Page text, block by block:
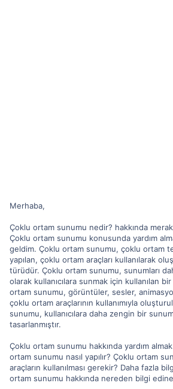
Merhaba,
Çoklu ortam sunumu nedir? hakkında
Çoklu ortam sunumu konusunda yardım
geldim. Çoklu ortam sunumu, çoklu ortam
yapılan, çoklu ortam araçları kullanılarak
türüdür. Çoklu ortam sunumu, sunumları
olarak kullanıcılara sunmak için kullanılan
ortam sunumu, görüntüler, sesler,
çoklu ortam araçlarının kullanımıyla
sunumu, kullanıcılara daha zengin bir
tasarlanmıştır.
Çoklu ortam sunumu hakkında yardım
ortam sunumu nasıl yapılır? Çoklu ortam
araçların kullanılması gerekir? Daha fazla
ortam sunumu hakkında nereden bilgi